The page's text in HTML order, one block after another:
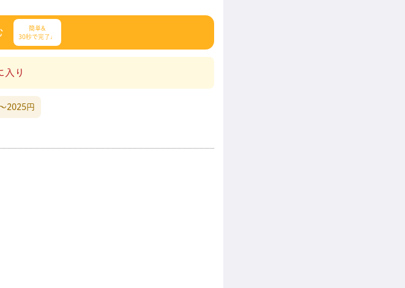
簡単&
30秒で完了♩
入り
2025円